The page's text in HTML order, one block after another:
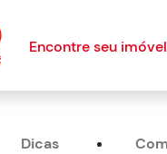
Encontre seu imóvel
Dicas